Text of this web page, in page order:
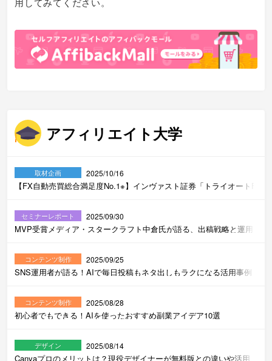
アフィリエイト大学
2025/10/16
取材企画
【FX自動売買総合満足度No.1※】インヴァスト証券「トライオートF
X」を取材しました！
2025/09/30
セミナーレポート
MVP受賞メディア・スタークラフト中倉氏が語る、出稿戦略と運用
改善のリアルセミナーレポート
2025/09/25
コンテンツ制作
SNS運用者が語る！AIで毎日投稿もネタ出しもラクになる活用事例
2025/08/28
コンテンツ制作
初心者でもできる！AIを使ったおすすめ副業アイデア10選
2025/08/14
デザイン
Canvaプロのメリットは？現役デザイナーが無料版との違いや活用